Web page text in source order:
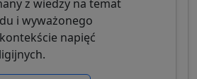
z wiedzy na temat
i wyważonego
napięć